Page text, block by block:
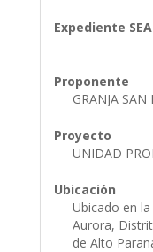
Expediente
Proponente
GRANJA SAN
Proyecto
UNIDAD
Ubicación
Ubicado en
Aurora,
de Alto